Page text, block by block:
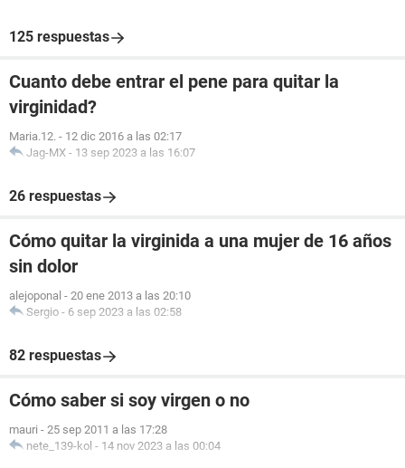
125 respuestas
Cuanto debe entrar el pene para quitar la
virginidad?
Maria.12. - 12 dic 2016 a las 02:17
Jag-MX - 13 sep 2023 a las 16:07
26 respuestas
Cómo quitar la virginida a una mujer de 16 años
sin dolor
alejoponal - 20 ene 2013 a las 20:10
Sergio - 6 sep 2023 a las 02:58
82 respuestas
Cómo saber si soy virgen o no
mauri - 25 sep 2011 a las 17:28
nete_139-kol - 14 nov 2023 a las 00:04